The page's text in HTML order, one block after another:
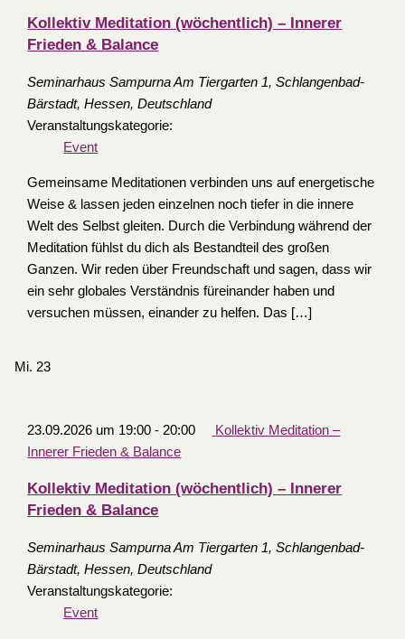
Kollektiv Meditation (wöchentlich) – Innerer
Frieden & Balance
Seminarhaus SampurnaAm Tiergarten 1, Schlangenbad-
Bärstadt, Hessen, Deutschland
Veranstaltungskategorie:
Event
Gemeinsame Meditationen verbinden uns auf energetische
Weise & lassen jeden einzelnen noch tiefer in die innere
Welt des Selbst gleiten. Durch die Verbindung während der
Meditation fühlst du dich als Bestandteil des großen
Ganzen. Wir reden über Freundschaft und sagen, dass wir
ein sehr globales Verständnis füreinander haben und
versuchen müssen, einander zu helfen. Das […]
Mi. 23
23.09.2026 um 19:00 -20:00
Kollektiv Meditation –
Innerer Frieden & Balance
Kollektiv Meditation (wöchentlich) – Innerer
Frieden & Balance
Seminarhaus SampurnaAm Tiergarten 1, Schlangenbad-
Bärstadt, Hessen, Deutschland
Veranstaltungskategorie:
Event